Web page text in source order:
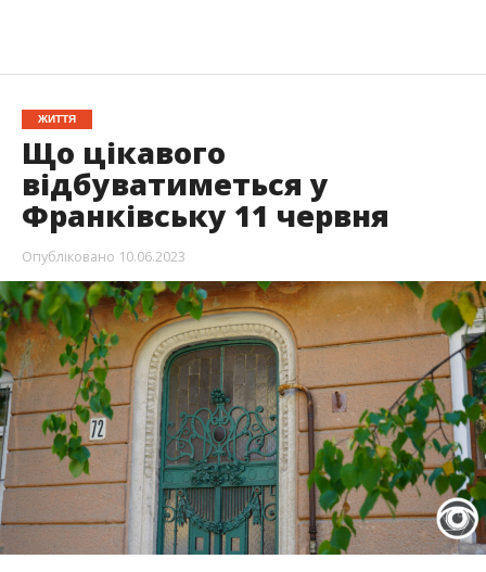
ЖИТТЯ
Що цікавого
відбуватиметься у
Франківську 11 червня
Опубліковано 10.06.2023